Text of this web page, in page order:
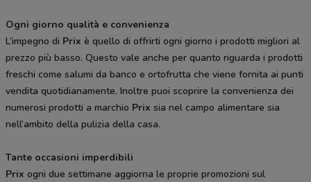
Ogni giorno qualità e convenienza
L’impegno di Prix è quello di offrirti ogni giorno i prodotti migliori al
prezzo più basso. Questo vale anche per quanto riguarda i prodotti
freschi come salumi da banco e ortofrutta che viene fornita ai punti
vendita quotidianamente. Inoltre puoi scoprire la convenienza dei
numerosi prodotti a marchio Prix sia nel campo alimentare sia
nell’ambito della pulizia della casa.
Tante occasioni imperdibili
Prix ogni due settimane aggiorna le proprie promozioni sul